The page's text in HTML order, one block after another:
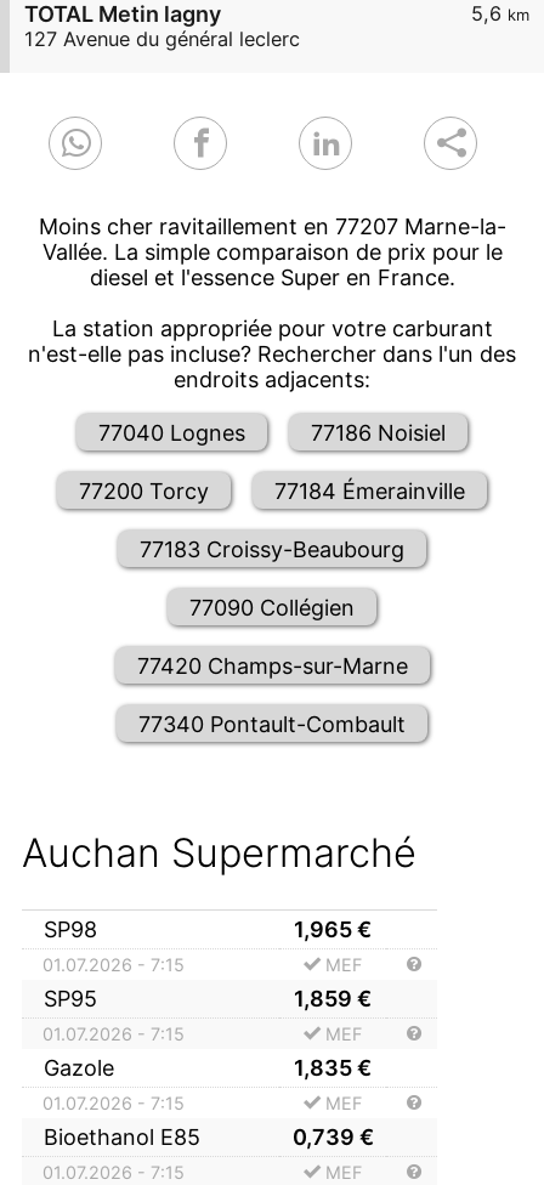
5,6 km
TOTAL Metin lagny
127 Avenue du général leclerc
Moins cher ravitaillement en 77207 Marne-la-
Vallée. La simple comparaison de prix pour le
diesel et l'essence Super en France.
La station appropriée pour votre carburant
n'est-elle pas incluse? Rechercher dans l'un des
endroits adjacents:
77040 Lognes 77186 Noisiel
77200 Torcy 77184 Émerainville
77183 Croissy-Beaubourg
77090 Collégien
77420 Champs-sur-Marne
77340 Pontault-Combault
Auchan Supermarché
SP98 1,965€
01.07.2026 - 7:15 MEF
SP95 1,859 €
01.07.2026 - 7:15 MEF
Gazole 1,835€
01.07.2026 - 7:15 MEF
Bioethanol E85 0,739 €
01.07.2026 - 7:15 MEF